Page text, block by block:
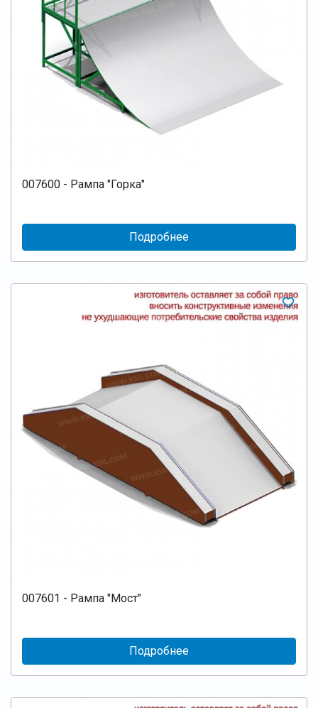
007600 - Рампа "Горка"
Подробнее
007601 - Рампа "Мост"
Подробнее